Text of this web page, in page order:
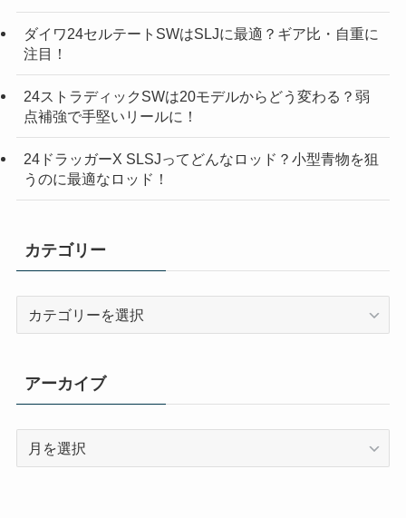
ダイワ24セルテートSWはSLJに最適？ギア比・自重に
注目！
24ストラディックSWは20モデルからどう変わる？弱
点補強で手堅いリールに！
24ドラッガーX SLSJってどんなロッド？小型青物を狙
うのに最適なロッド！
カテゴリー
リ
ー
アーカイブ